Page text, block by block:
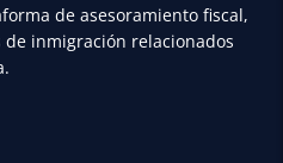
de asesoramiento fiscal,
inmigración relacionados